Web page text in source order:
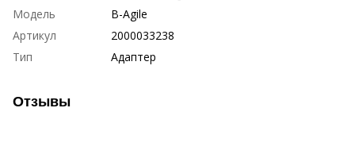
Модель
B-Agile
Артикул
2000033238
Тип
Адаптер
Отзывы